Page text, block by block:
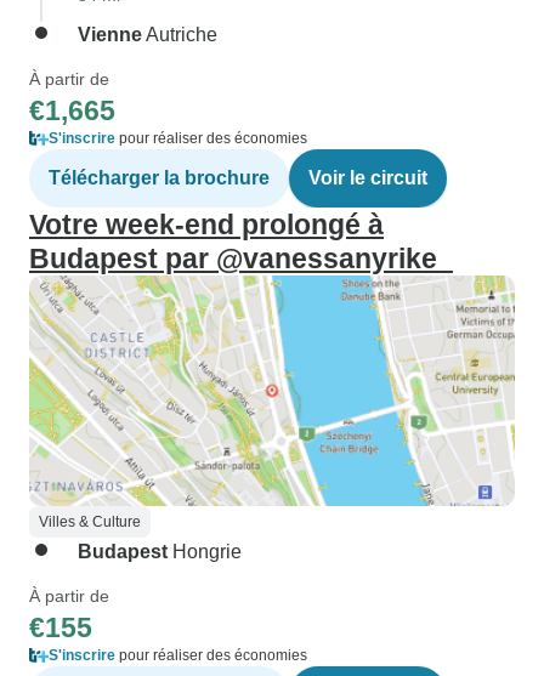
VienneAutriche
À partir de
€1,665
S'inscrire pour réaliser des économies
Télécharger la brochure Voir le circuit
Votre week-end prolongé à
Budapest par @vanessanyrike_
Villes & Culture
Budapest Hongrie
À partir de
€155
S'inscrire pour réaliser des économies